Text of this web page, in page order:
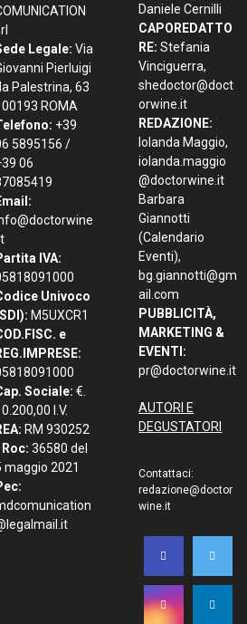
Legale: Via
Pierluigi
Palestrina, 63
00193 ROMA
+39
5895156 /
06
IVA:
Univoco
M5UXCR1
e
Sociale: €.
I.V.
RM 930252
Roc: 36580 del
maggio 2021
Daniele Cernilli
CAPOREDATTO
RE: Stefania
Vinciguerra,
shedoctor@doct
orwine.it
REDAZIONE:
Iolanda Maggio,
iolanda.maggio
@doctorwine.it
Barbara
Giannotti
(Calendario
Eventi),
bg.giannotti@gm
ail.com
PUBBLICITÀ,
MARKETING &
EVENTI:
pr@doctorwine.it
AUTORI E
DEGUSTATORI
Contattaci:
redazione@doctor
wine.it